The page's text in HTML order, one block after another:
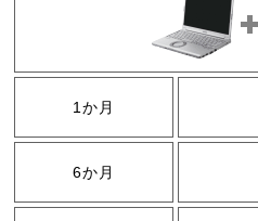
1か月
6か月